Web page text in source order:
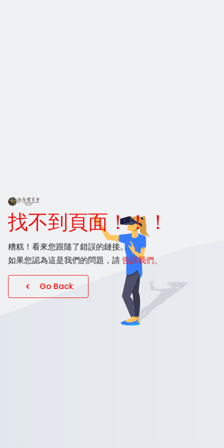
找不到頁面！！！
糟糕！看來您跟隨了錯誤的鏈接。
如果您認為這是我們的問題，請告訴我們。
Go Back